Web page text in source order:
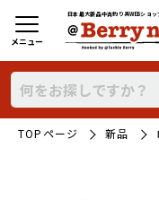
日本最大新品中古釣り具WEBショッ
メニュー
TOPページ 新品